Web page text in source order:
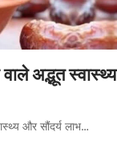
अद्भूत स्वास्थ्य
और सौंदर्य लाभ…